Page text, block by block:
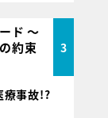
ド ～
約束
3
事故!?